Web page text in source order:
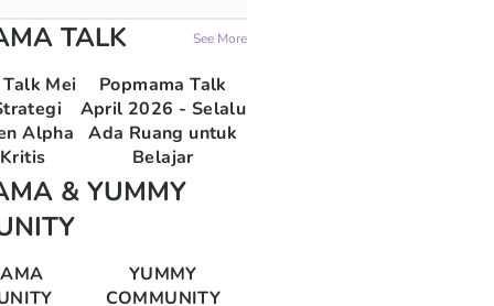
TALK See More
Mei
Alpha
Popmama Talk
April 2026 - Selalu
Ada Ruang untuk
Belajar
& YUMMY
YUMMY
COMMUNITY